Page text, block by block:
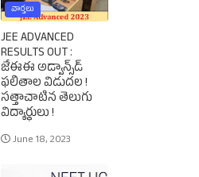
వార్తలు
JEE ADVANCED
RESULTS OUT :
జేఈఈ అడ్వాన్స్‌డ్‌
ఫలితాల విడుదల !
సత్తాచాటిన తెలుగు
విద్యార్థులు !
June 18, 2023